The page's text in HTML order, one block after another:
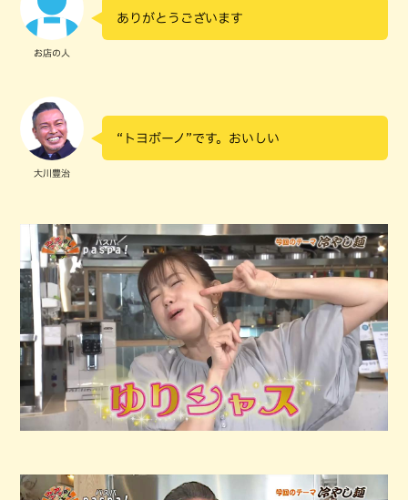
お店の人
ありがとうございます
大川豊治
“トヨボーノ”です。おいしい